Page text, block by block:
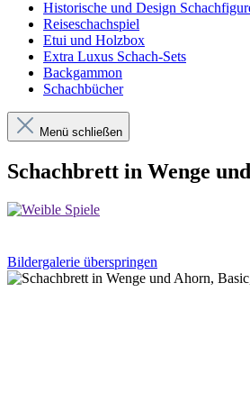
Historische und Design
Reiseschachspiel
Etui und Holzbox
Extra Luxus Schach-Sets
Backgammon
Schachbücher
Menü schließen
Schachbrett in Wenge
Bildergalerie überspringen